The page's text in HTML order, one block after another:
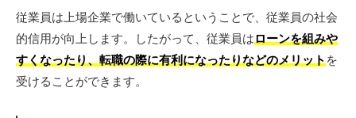
従業員は上場企業で働いているということで、従業員の社会
的信用が向上します。したがって、従業員はローンを組みや
すくなったり、転職の際に有利になったりなどのメリット を
受けることができます。